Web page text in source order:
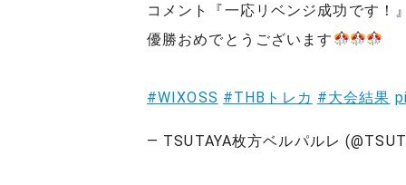
コメント『一応リベンジ成功です！
優勝おめでとうございます
#WIXOSS #THBトレカ #大会結果
— TSUTAYA枚方ベルパルレ